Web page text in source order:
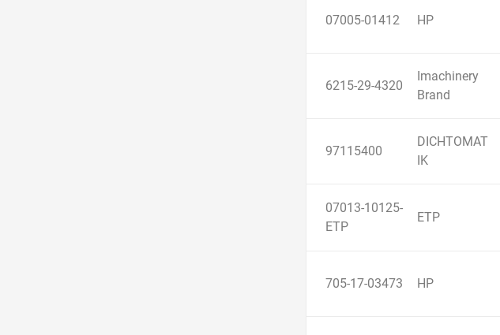
07005-01412 HP
6215-29-4320
Imachinery
Brand
97115400
DICHTOMAT
IK
07013-10125-
ETP
ETP
705-17-03473 HP